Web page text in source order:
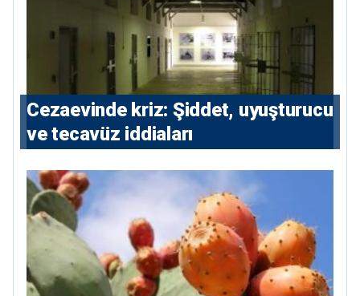
Cezaevinde kriz: Şiddet, uyuşturucu
ve tecavüz iddiaları